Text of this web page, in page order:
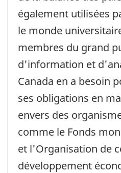
également utilisées
le monde
membres du grand
d'information et
Canada en a besoin
ses obligations en
envers des
comme le Fonds
et l'Organisation de
développement